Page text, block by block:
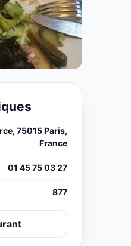
75015 Paris,
France
01 45 75 03 27
877